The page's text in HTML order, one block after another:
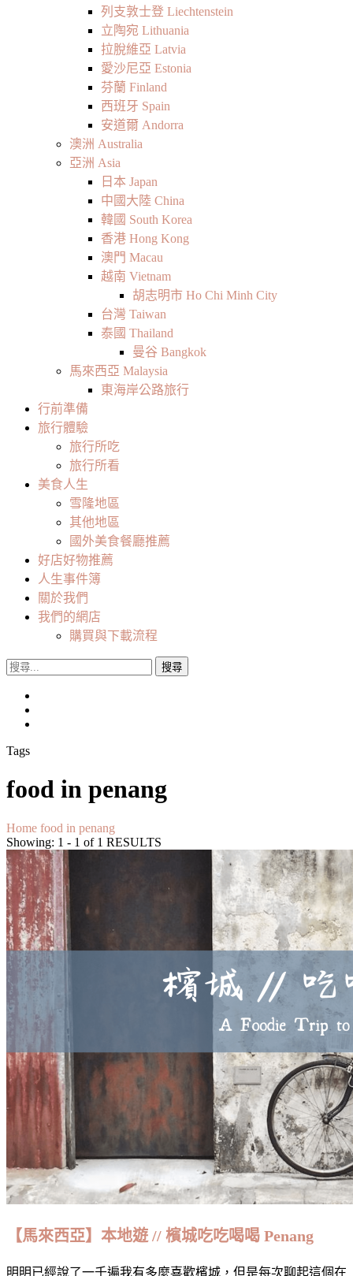
列支敦士登 Liechtenstein
立陶宛 Lithuania
拉脫維亞 Latvia
愛沙尼亞 Estonia
芬蘭 Finland
西班牙 Spain
安道爾 Andorra
澳洲 Australia
亞洲 Asia
日本 Japan
中國大陸 China
韓國 South Korea
香港 Hong Kong
澳門 Macau
越南 Vietnam
胡志明市 Ho Chi Minh City
台灣 Taiwan
泰國 Thailand
曼谷 Bangkok
馬來西亞 Malaysia
東海岸公路旅行
行前準備
旅行體驗
旅行所吃
旅行所看
美食人生
雪隆地區
其他地區
國外美食餐廳推薦
好店好物推薦
人生事件簿
關於我們
我們的網店
購買與下載流程
搜
Tags
food in penang
Home food in penang
Showing: 1 - 1 of 1 RESULTS
【馬來西亞】本地遊 // 檳城吃吃喝喝 Penang
明明已經說了一千遍我有多麼喜歡檳城，但是每次聊起這個在